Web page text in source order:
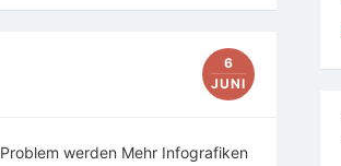
6
JUNI
werden Mehr Infografiken